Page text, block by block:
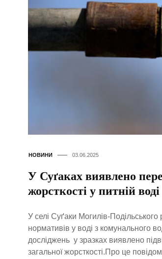
НОВИНИ 03.06.2025
У Суґаках виявлено
жорсткості у питній воді
У селі Суґаки Могилів-
нормативів у воді з комунального
досліджень у зразках виявлено
загальної жорсткості.Про це